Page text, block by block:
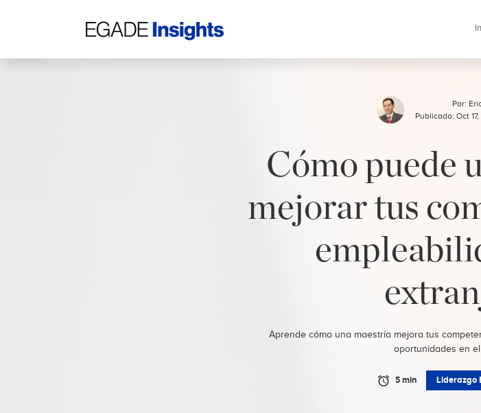
Por:
Publicado: Oct
Cómo puede
mejorar tus
Aprende cómo una maestría mejora tus
oportunidades en
5 min Liderazgo